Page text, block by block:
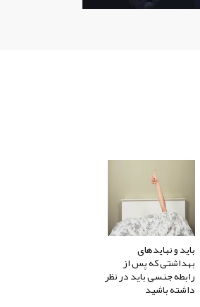
باید و نبایدهای
بهداشتی که پس از
رابطه جنسی باید در نظر
داشته باشید